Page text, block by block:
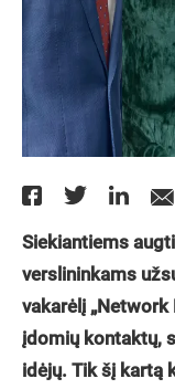
Siekiantiems
verslininkams u
vakarėlį „Network
įdomių kontaktų,
idėjų. Tik šį kartą